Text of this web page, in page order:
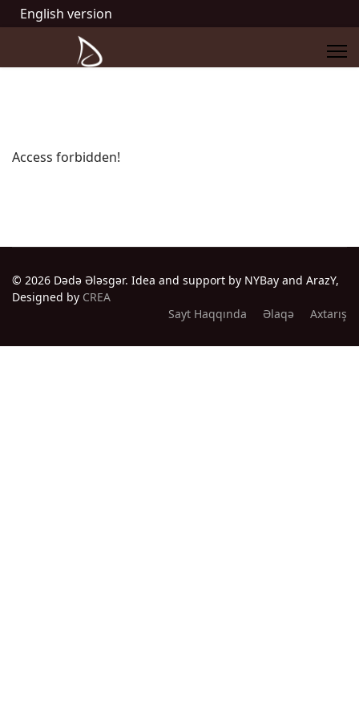
English version
Access forbidden!
© 2026 Dədə Ələsgər. Idea and support by NYBay and ArazY,
Designed by CREA
Sayt Haqqında
Əlaqə Axtarış